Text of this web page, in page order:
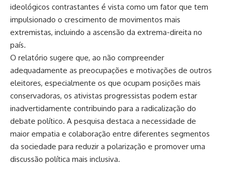
ideológicos contrastantes é vista como um fator que tem
impulsionado o crescimento de movimentos mais
extremistas, incluindo a ascensão da extrema-direita no
país.
O relatório sugere que, ao não compreender
adequadamente as preocupações e motivações de outros
eleitores, especialmente os que ocupam posições mais
conservadoras, os ativistas progressistas podem estar
inadvertidamente contribuindo para a radicalização do
debate político. A pesquisa destaca a necessidade de
maior empatia e colaboração entre diferentes segmentos
da sociedade para reduzir a polarização e promover uma
discussão política mais inclusiva.